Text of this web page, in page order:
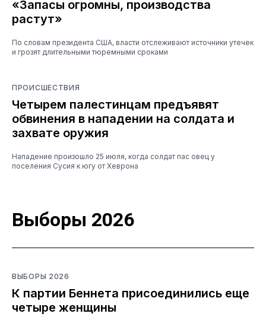
«Запасы огромны, производства
растут»
По словам президента США, власти отслеживают источники утечек
и грозят длительными тюремными сроками
ПРОИСШЕСТВИЯ
Четырем палестинцам предъявят
обвинения в нападении на солдата и
захвате оружия
Нападение произошло 25 июля, когда солдат пас овец у
поселения Сусия к югу от Хеврона
Выборы 2026
ВЫБОРЫ 2026
К партии Беннета присоединились еще
четыре женщины